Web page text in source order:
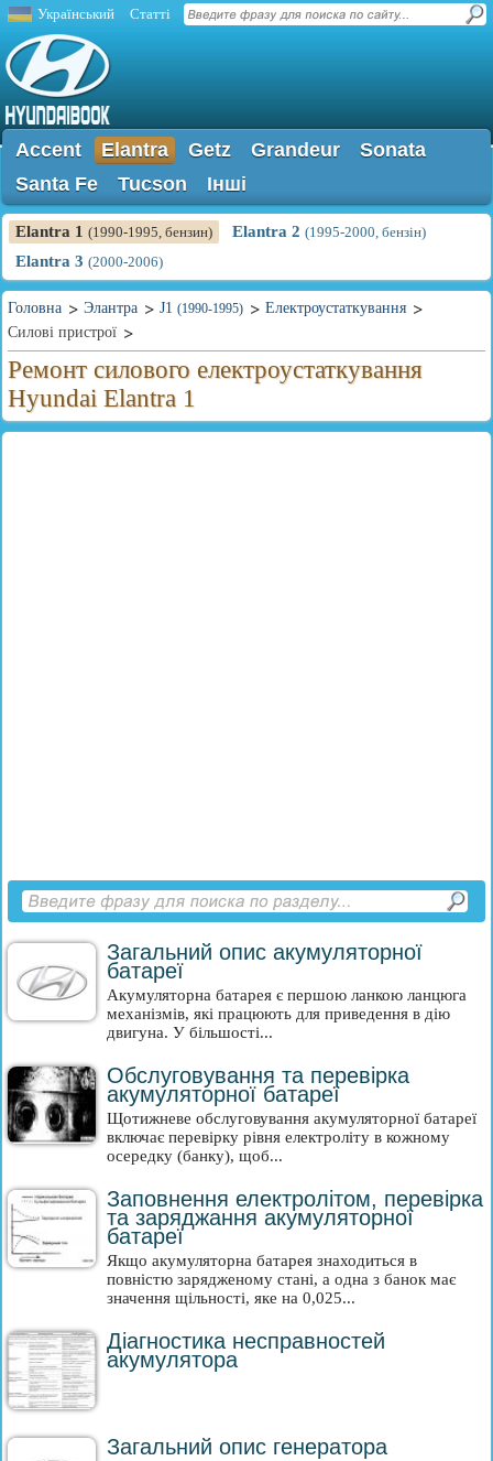
Український Статті
Accent Elantra Getz Grandeur
Sonata
Santa Fe
Tucson Інші
Elantra 1 (1990-1995, бензин) Elantra 2 (1995-2000, бензін)
Elantra 3 (2000-2006)
Головна Элантра J1 (1990-1995)
Електроустаткування
Силові пристрої
Ремонт силового електроустаткування
Hyundai Elantra 1
Загальний опис акумуляторної
батареї
Акумуляторна батарея є першою ланкою ланцюга
механізмів, які працюють для приведення в дію
двигуна. У більшості...
Обслуговування та перевірка
акумуляторної батареї
Щотижневе обслуговування акумуляторної батареї
включає перевірку рівня електроліту в кожному
осередку (банку), щоб...
Заповнення електролітом, перевірка
та заряджання акумуляторної
батареї
Якщо акумуляторна батарея знаходиться в
повністю зарядженому стані, а одна з банок має
значення щільності, яке на 0,025...
Діагностика несправностей
акумулятора
Загальний опис генератора